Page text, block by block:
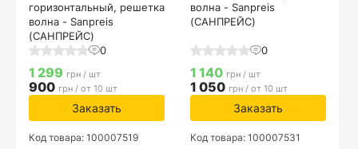
горизонтальный, решетка
волна - Sanpreis
(САНПРЕЙС)
0
1 299 грн / шт
900 грн / от 10 шт
Заказать
Код товара: 100007519
волна - Sanpreis
(САНПРЕЙС)
0
1 140 грн / шт
1 050 грн / от 10 шт
Заказать
Код товара: 100007531